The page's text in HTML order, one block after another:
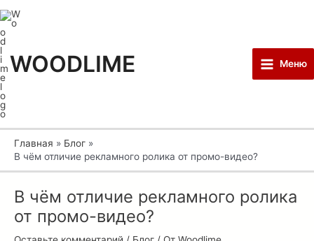
к
содержимому
WOODLIME Меню
Главная
Блог
В чём отличие рекламного ролика от промо-видео?
В чём отличие рекламного ролика
от промо-видео?
navigation